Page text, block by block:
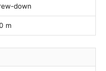
down
m